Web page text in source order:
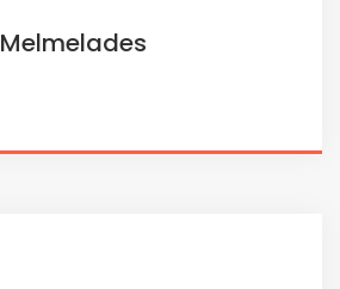
Melmelades